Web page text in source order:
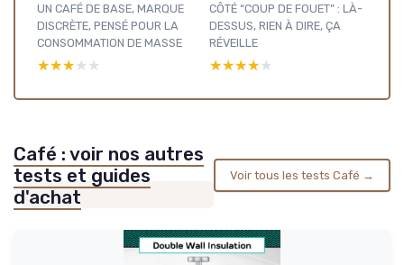
UN CAFÉ DE BASE, MARQUE
DISCRÈTE, PENSÉ POUR LA
CONSOMMATION DE MASSE
★★★★★
★★★★★
CÔTÉ “COUP DE FOUET” : LÀ-
DESSUS, RIEN À DIRE, ÇA
RÉVEILLE
★★★★★
★★★★★
Café : voir nos autres
tests et guides
d'achat
Voir tous les tests Café →